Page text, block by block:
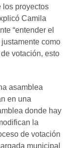
los proyectos
Camila
“entender el
como
votación, esto
asamblea
en una
donde hay
la
de votación
municipal